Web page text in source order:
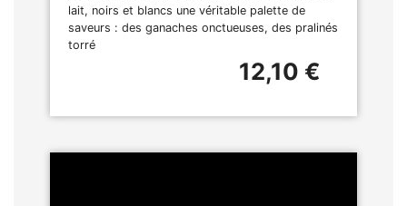
lait, noirs et blancs une véritable palette de
saveurs : des ganaches onctueuses, des pralinés
torré
12,10 €